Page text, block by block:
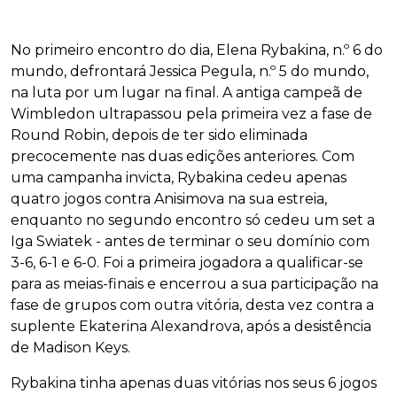
No primeiro encontro do dia, Elena Rybakina, n.º 6 do
mundo, defrontará Jessica Pegula, n.º 5 do mundo,
na luta por um lugar na final. A antiga campeã de
Wimbledon ultrapassou pela primeira vez a fase de
Round Robin, depois de ter sido eliminada
precocemente nas duas edições anteriores. Com
uma campanha invicta, Rybakina cedeu apenas
quatro jogos contra Anisimova na sua estreia,
enquanto no segundo encontro só cedeu um set a
Iga Swiatek - antes de terminar o seu domínio com
3-6, 6-1 e 6-0. Foi a primeira jogadora a qualificar-se
para as meias-finais e encerrou a sua participação na
fase de grupos com outra vitória, desta vez contra a
suplente Ekaterina Alexandrova, após a desistência
de Madison Keys.
Rybakina tinha apenas duas vitórias nos seus 6 jogos